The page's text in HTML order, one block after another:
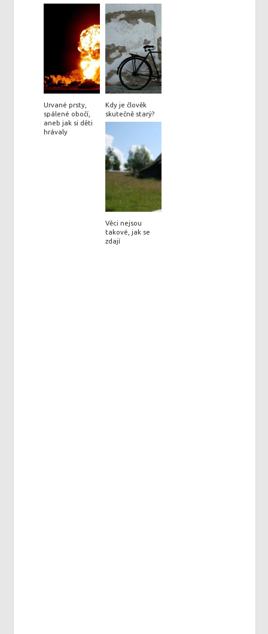
Urvané prsty,
spálené obočí,
aneb jak si děti
hrávaly
Kdy je člověk
skutečně starý?
Věci nejsou
takové, jak se
zdají